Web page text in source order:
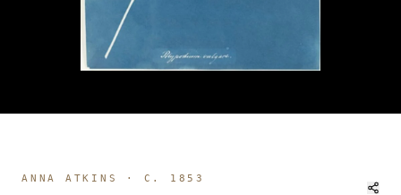
ANNA ATKINS · C. 1853